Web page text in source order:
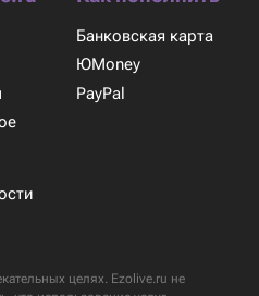
Банковская карта
ЮMoney
PayPal
целях. Ezolive.ru не